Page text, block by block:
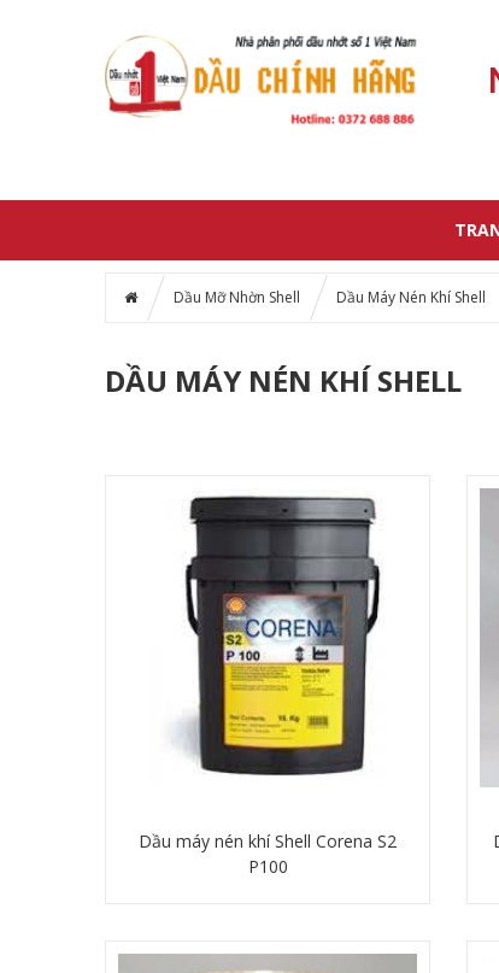
Dầu Mỡ Nhờn Shell Dầu Máy Nén Khí Shell
DẦU MÁY NÉN KHÍ SHELL
Dầu máy nén khí Shell Corena S2
P100